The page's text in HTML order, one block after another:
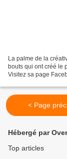
La palme de la
bouts qui ont créé le
Visitez sa page
< Page
Hébergé par
Top articles